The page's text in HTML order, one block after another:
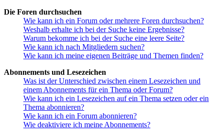
Die Foren durchsuchen
Wie kann ich ein Forum oder mehrere Foren durchsuchen?
Weshalb erhalte ich bei der Suche keine Ergebnisse?
Warum bekomme ich bei der Suche eine leere Seite?
Wie kann ich nach Mitgliedern suchen?
Wie kann ich meine eigenen Beiträge und Themen finden?
Abonnements und Lesezeichen
Was ist der Unterschied zwischen einem Lesezeichen und
einem Abonnements für ein Thema oder Forum?
Wie kann ich ein Lesezeichen auf ein Thema setzen oder ein
Thema abonnieren?
Wie kann ich ein Forum abonnieren?
Wie deaktiviere ich meine Abonnements?